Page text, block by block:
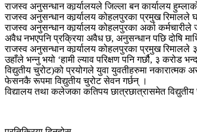
राजस्व अनुसन्धान कार्र्यालयले जिल्ला बन कार्यालय
राजस्व अनुसन्धान कार्र्यालय कोहलपुरका प्रमुख रिमालले
राजस्व अनुसन्धान कार्र्यालय कोहलपुरका अर्का
अवैध नभएपनि प्रक्रिया अवैध छ, अनुसन्धान पछि दोषि
राजस्व अनुसन्धान कार्र्यालय कोहलपुरका प्रमुख रिमालले ३
उहाँले भन्नु भयो ‘हामी ल्याव परिक्षण पनि गर्छौ, ३ करोड
विद्युतीय चुरोट)को प्रयोगले युवा युवतीहरुमा
फेसनकै रूपमा विद्युतीय चुरोट सेवन गर्छन् ।
विद्यालय तथा कलेजका कतिपय छात्रछात्रासमेत